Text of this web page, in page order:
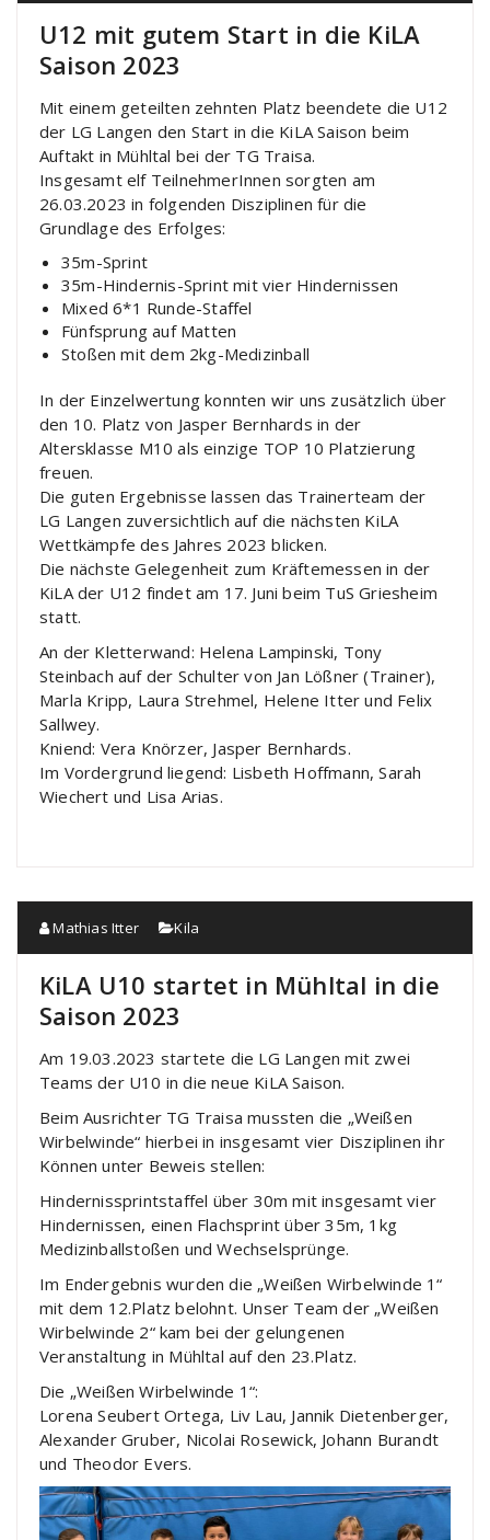
U12 mit gutem Start in die KiLA
Saison 2023
Mit einem geteilten zehnten Platz beendete die U12
der LG Langen den Start in die KiLA Saison beim
Auftakt in Mühltal bei der TG Traisa.
Insgesamt elf TeilnehmerInnen sorgten am
26.03.2023 in folgenden Disziplinen für die
Grundlage des Erfolges:
35m-Sprint
35m-Hindernis-Sprint mit vier Hindernissen
Mixed 6*1 Runde-Staffel
Fünfsprung auf Matten
Stoßen mit dem 2kg-Medizinball
In der Einzelwertung konnten wir uns zusätzlich über
den 10. Platz von Jasper Bernhards in der
Altersklasse M10 als einzige TOP 10 Platzierung
freuen.
Die guten Ergebnisse lassen das Trainerteam der
LG Langen zuversichtlich auf die nächsten KiLA
Wettkämpfe des Jahres 2023 blicken.
Die nächste Gelegenheit zum Kräftemessen in der
KiLA der U12 findet am 17. Juni beim TuS Griesheim
statt.
An der Kletterwand: Helena Lampinski, Tony
Steinbach auf der Schulter von Jan Lößner (Trainer),
Marla Kripp, Laura Strehmel, Helene Itter und Felix
Sallwey.
Kniend: Vera Knörzer, Jasper Bernhards.
Im Vordergrund liegend: Lisbeth Hoffmann, Sarah
Wiechert und Lisa Arias.
Mathias Itter Kila
KiLA U10 startet in Mühltal in die
Saison 2023
Am 19.03.2023 startete die LG Langen mit zwei
Teams der U10 in die neue KiLA Saison.
Beim Ausrichter TG Traisa mussten die „Weißen
Wirbelwinde“ hierbei in insgesamt vier Disziplinen ihr
Können unter Beweis stellen:
Hindernissprintstaffel über 30m mit insgesamt vier
Hindernissen, einen Flachsprint über 35m, 1kg
Medizinballstoßen und Wechselsprünge.
Im Endergebnis wurden die „Weißen Wirbelwinde 1“
mit dem 12.Platz belohnt. Unser Team der „Weißen
Wirbelwinde 2“ kam bei der gelungenen
Veranstaltung in Mühltal auf den 23.Platz.
Die „Weißen Wirbelwinde 1“:
Lorena Seubert Ortega, Liv Lau, Jannik Dietenberger,
Alexander Gruber, Nicolai Rosewick, Johann Burandt
und Theodor Evers.